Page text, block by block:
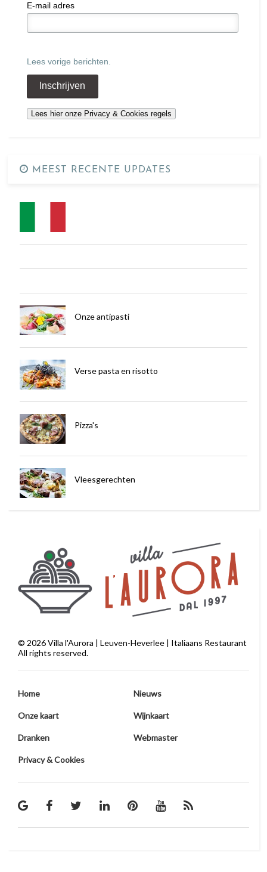
E-mail adres
Lees vorige berichten.
MEEST RECENTE UPDATES
Onze antipasti
Verse pasta en risotto
Pizza's
Vleesgerechten
© 2026Villa l'Aurora | Leuven-Heverlee | Italiaans Restaurant
All rights reserved.
Home Nieuws
Onze kaart Wijnkaart
Dranken Webmaster
Privacy & Cookies